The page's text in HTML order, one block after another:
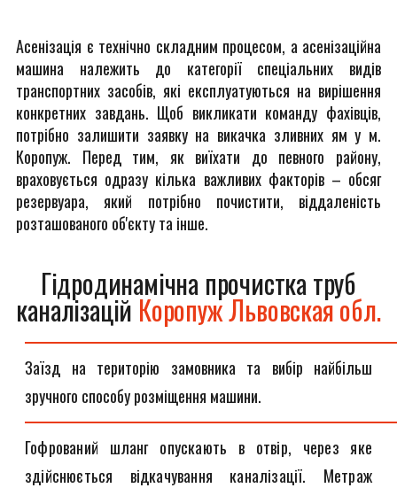
Асенізація є технічно складним процесом, а асенізаційна
машина належить до категорії спеціальних видів
транспортних засобів, які експлуатуються на вирішення
конкретних завдань. Щоб викликати команду фахівців,
потрібно залишити заявку на викачка зливних ям у м.
Коропуж. Перед тим, як виїхати до певного району,
враховується одразу кілька важливих факторів – обсяг
резервуара, який потрібно почистити, віддаленість
розташованого об'єкту та інше.
Гідродинамічна прочистка труб
каналізацій Коропуж Львовская обл.
Заїзд на територію замовника та вибір найбільш
зручного способу розміщення машини.
Гофрований шланг опускають в отвір, через яке
здійснюється відкачування каналізації. Метраж